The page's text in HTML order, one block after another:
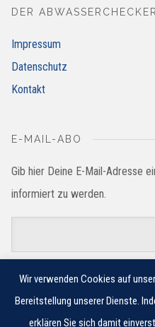
DER ABWASSERCHECKER
Impressum
Datenschutz
Kontakt
E-MAIL-ABO
Gib hier Deine E-Mail-Adresse
informiert zu werden.
Wir verwenden Cookies auf
Bereitstellung unserer Dienste.
erklären Sie sich damit